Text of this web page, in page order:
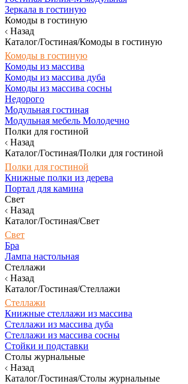
Зеркала в гостиную
Комоды в гостиную
Назад
Каталог/Гостиная/Комоды в гостиную
Комоды в гостиную
Комоды из массива
Комоды из массива дуба
Комоды из массива сосны
Недорого
Модульная гостиная
Модульная мебель Молодечно
Полки для гостиной
Назад
Каталог/Гостиная/Полки для гостиной
Полки для гостиной
Книжные полки из дерева
Портал для камина
Свет
Назад
Каталог/Гостиная/Свет
Свет
Бра
Лампа настольная
Стеллажи
Назад
Каталог/Гостиная/Стеллажи
Стеллажи
Книжные стеллажи из массива
Стеллажи из массива дуба
Стеллажи из массива сосны
Стойки и подставки
Столы журнальные
Назад
Каталог/Гостиная/Столы журнальные